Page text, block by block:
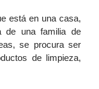
está en una casa,
de una familia de
se procura ser
de limpieza,